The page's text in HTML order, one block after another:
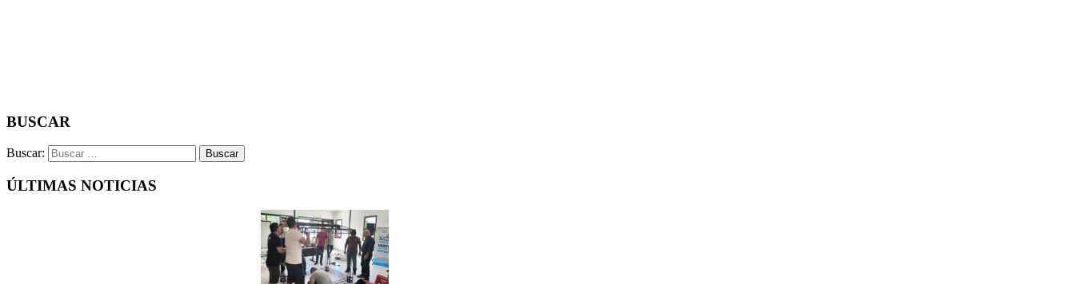
BUSCAR
Buscar:
ÚLTIMAS NOTICIAS